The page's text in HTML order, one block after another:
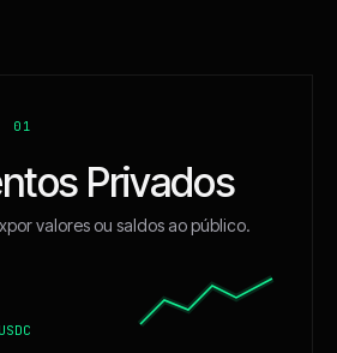
01
Privados
valores ou saldos ao público.
USDC